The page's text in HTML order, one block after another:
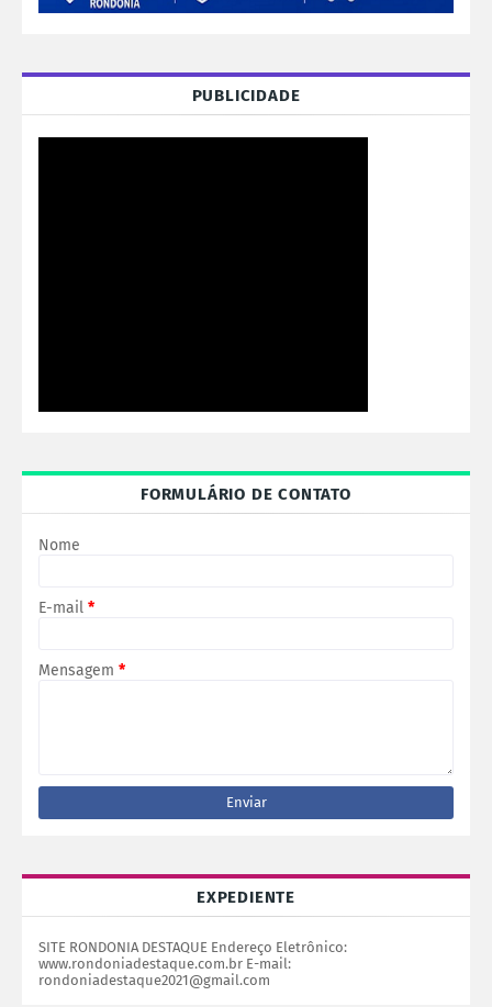
PUBLICIDADE
FORMULÁRIO DE CONTATO
Nome
E-mail *
Mensagem *
EXPEDIENTE
SITE RONDONIA DESTAQUE Endereço Eletrônico:
www.rondoniadestaque.com.br E-mail:
rondoniadestaque2021@gmail.com